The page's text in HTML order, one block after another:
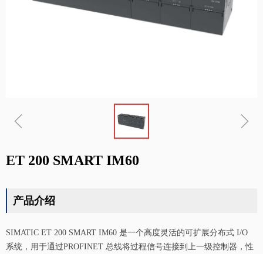
ꁆ ꁇ
ET 200 SMART IM60
产品介绍
SIMATIC ET 200 SMART IM60 是一个高度灵活的可扩展分布式 I/O
系统，用于通过PROFINET 总线将过程信号连接到上一级控制器，性